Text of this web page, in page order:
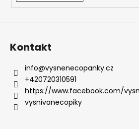
Kontakt
info@vysnenecopanky.cz
+420720310591
https://www.facebook.com/
vysnivanecopiky